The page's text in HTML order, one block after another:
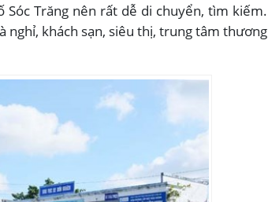
Sóc Trăng nên rất dễ di chuyển, tìm kiếm.
nghỉ, khách sạn, siêu thị, trung tâm thương